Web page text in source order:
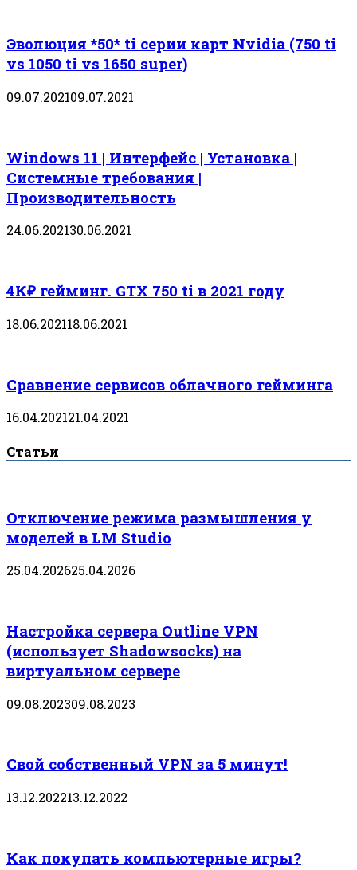
Эволюция *50* ti серии карт Nvidia (750 ti
vs 1050 ti vs 1650 super)
09.07.202109.07.2021
Windows 11 | Интерфейс | Установка |
Системные требования |
Производительность
24.06.202130.06.2021
4К₽ гейминг. GTX 750 ti в 2021 году
18.06.202118.06.2021
Сравнение сервисов облачного гейминга
16.04.202121.04.2021
Статьи
Отключение режима размышления у
моделей в LM Studio
25.04.202625.04.2026
Настройка сервера Outline VPN
(использует Shadowsocks) на
виртуальном сервере
09.08.202309.08.2023
Свой собственный VPN за 5 минут!
13.12.202213.12.2022
Как покупать компьютерные игры?